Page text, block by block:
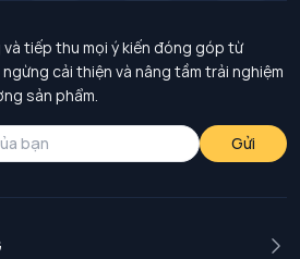
tiếp thu mọi ý kiến đóng góp từ
cải thiện và nâng tầm trải nghiệm
sản phẩm.
Gửi